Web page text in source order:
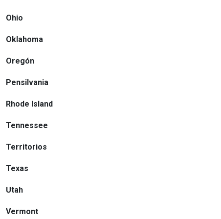
Ohio
Oklahoma
Oregón
Pensilvania
Rhode Island
Tennessee
Territorios
Texas
Utah
Vermont